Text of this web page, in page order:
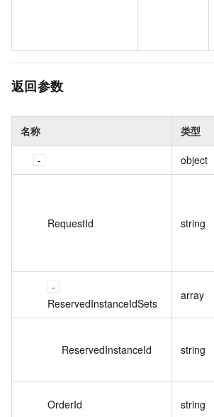
返回参数
名称 类型
object
RequestId string
ReservedInstanceIdSets
array
ReservedInstanceId string
OrderId string